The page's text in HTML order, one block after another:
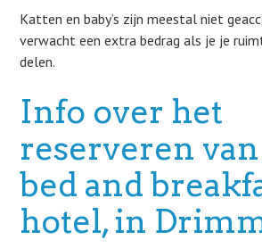
Katten en baby’s zijn meestal niet
verwacht een extra bedrag als je je
delen.
Info over het
reserveren
bed and
hotel, in